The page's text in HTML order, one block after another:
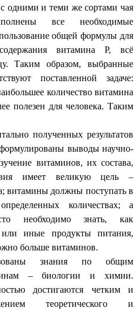
одними и теми же сортами чая
все необходимые
общей формулы для
витамина Р, всё
Таким образом, выбранные
поставленной задаче:
количество витамина
полезен для человека. Таким
полученных результатов
выводы научно-
витаминов, их состава,
имеет великую цель –
витамины должны поступать в
количествах; а
необходимо знать, как
или иные продукты питания,
больше витаминов.
знания по общим
– биологии и химии.
достигаются четким и
теоретического и